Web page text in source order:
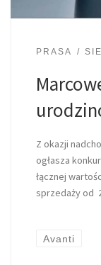
PRASA
Z okazji
ogłasza
łącznej
sprzedaży od
Avanti